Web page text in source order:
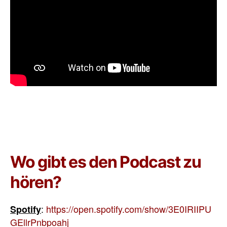
Wo gibt es den Podcast zu
hören?
Spotify: https://open.spotify.com/show/3E0IRIIPU
GEllrPnbpoahj